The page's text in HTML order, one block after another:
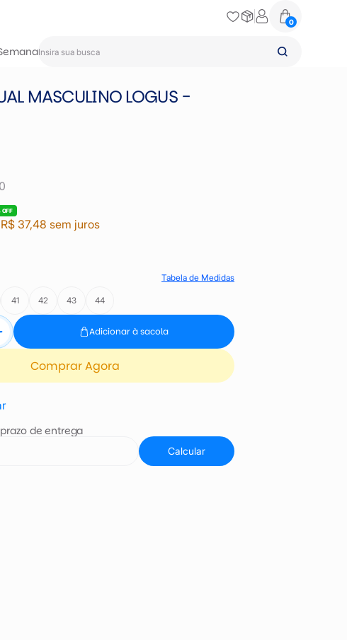
0
MASCULINO LOGUS -
OFF
37,48 sem juros
Tabela de Medidas
41 42 43 44
Adicionar à sacola
Comprar Agora
de entrega
Calcular